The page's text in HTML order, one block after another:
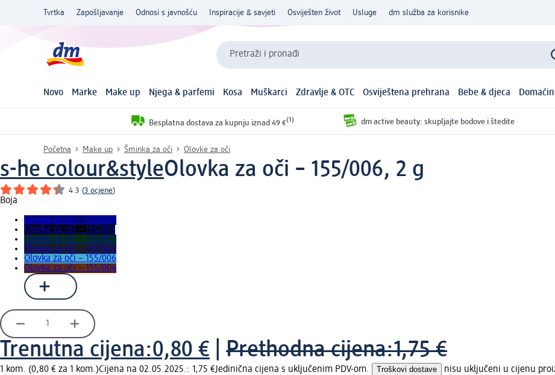
Tvrtka Zapošljavanje Odnosi s javnošću Inspiracije & savjeti Osviješten život Usluge dm služba za korisnike
Pretraži i pronađi
Novo Marke Make up Njega & parfemi Kosa Muškarci Zdravlje & OTC Osviještena prehrana Bebe & djeca
Besplatna dostava za kupnju iznad 49 €(1) dm active beauty: skupljajte bodove i štedite
Početna Make up Šminka za oči Olovke za oči
s-he colour&styleOlovka za oči – 155/006, 2 g
4.3 (3 ocjene)
Boja
Olovka za oči – 155/005
Olovka za oči – 155/001
Olovka za oči – 155/007
Olovka za oči – 155/002
Olovka za oči – 155/006
Olovka za oči – 155/004
Trenutna cijena:0,80 € Prethodna cijena:1,75 €
1 kom. (0,80 € za 1 kom.)Cijena na 02.05.2025.: 1,75 €Jedinična cijena s uključenim PDV-om. Troškovi dostave nisu uključeni u cijenu